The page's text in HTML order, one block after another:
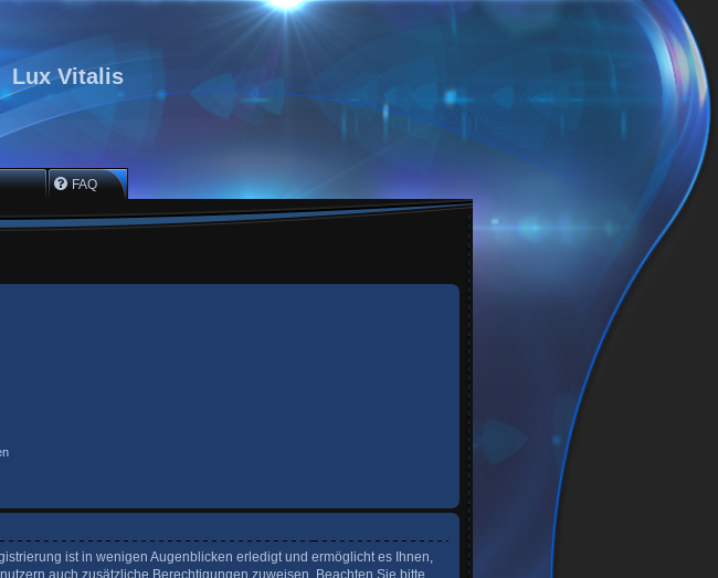
Lux Vitalis
FAQ
ist in wenigen Augenblicken erledigt und ermöglicht es Ihnen,
auch zusätzliche Berechtigungen zuweisen. Beachten Sie bitte